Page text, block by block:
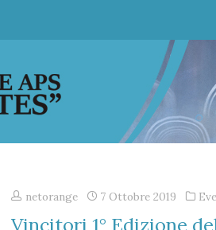
netorange 7 Ottobre 2019
Vincitori 1° Edizione